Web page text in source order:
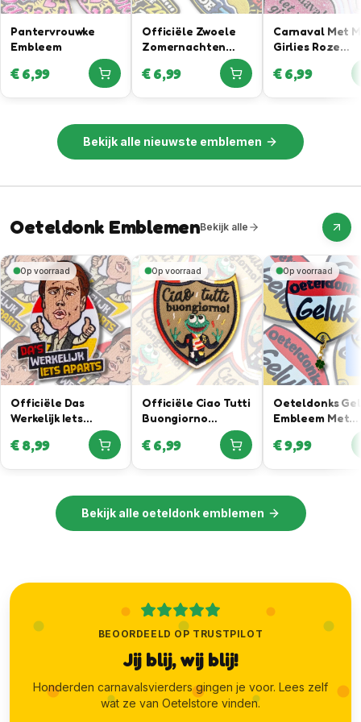
Pantervrouwke
Embleem
€6,99
Officiële Zwoele
Zomernachten
Samenwerking Met
€6,99
Carnaval Met
Girlies Roze
€6,99
Bekijk alle nieuwste emblemen
Oeteldonk EmblemenBekijk alle
Op voorraad
Officiële Das
Werkelijk Iets
Aparts Oeteldonk
Embleem in
samenwerking met
Automotive
€8,99
Op voorraad
Officiële Ciao Tutti
Buongiorno
samenwerking met
€6,99
Op voorraad
Oeteldonks
Embleem Met
Hanger
€9,99
Bekijk alle oeteldonk emblemen
BEOORDEELD OP TRUSTPILOT
Jij blij, wij blij!
Honderden carnavalsvierders gingen je voor. Lees zelf
wat ze van Oetelstore vinden.